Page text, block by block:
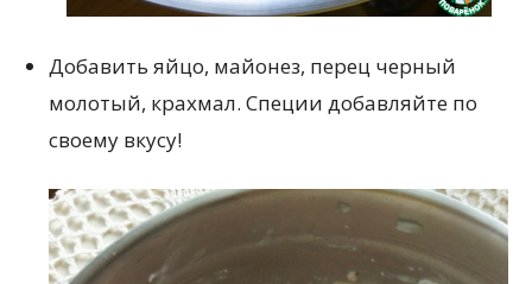
Добавить яйцо, майонез, перец черный
молотый, крахмал. Специи добавляйте по
своему вкусу!